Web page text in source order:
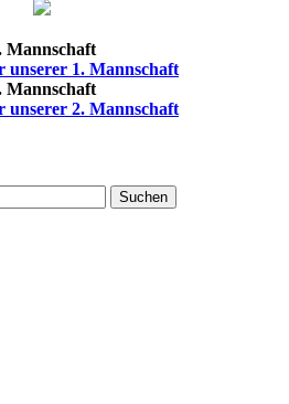
Mannschaft
unserer 1. Mannschaft
Mannschaft
unserer 2. Mannschaft
Suchen